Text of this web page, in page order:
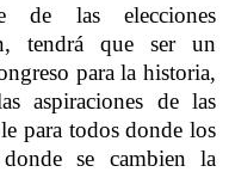
de las elecciones
tendrá que ser un
para la historia,
aspiraciones de las
para todos donde los
donde se cambien la